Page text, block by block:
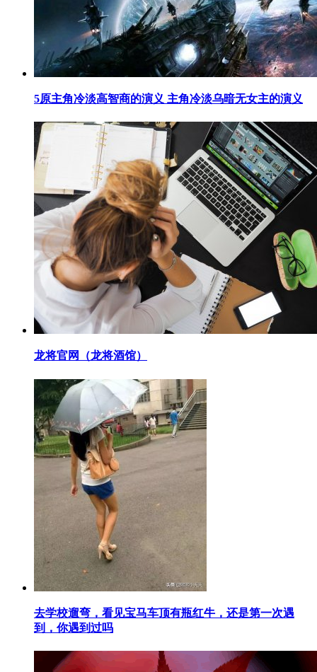
​5原主角冷淡高智商的演义 主角冷淡乌暗无女主的演义
​龙将官网（龙将酒馆）
​去学校遛弯，看见宝马车顶有瓶红牛，还是第一次遇
到，你遇到过吗